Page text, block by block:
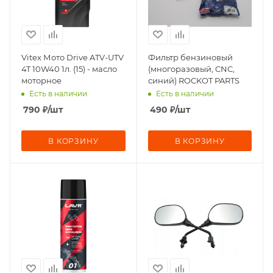
Vitex Мото Drive ATV-UTV
4T 10W40 1л. (15) - масло
моторное
Есть в наличии
790 ₽/шт
В КОРЗИНУ
Фильтр бензиновый
(многоразовый, CNC,
синий) ROCKOT PARTS
Есть в наличии
490 ₽/шт
В КОРЗИНУ